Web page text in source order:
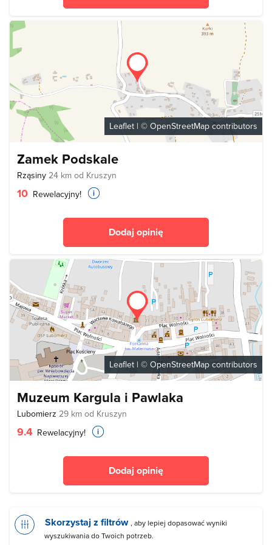
Leaflet | © OpenStreetMap contributors
Zamek Podskale
Rząsiny 24 km od Kruszyn
10 Rewelacyjny!
Dodaj opinię
Leaflet | © OpenStreetMap contributors
Muzeum Kargula i Pawlaka
Lubomierz 29 km od Kruszyn
9.4 Rewelacyjny!
Dodaj opinię
Skorzystaj z filtrów , aby lepiej dopasować wyniki
wyszukiwania do Twoich potrzeb.